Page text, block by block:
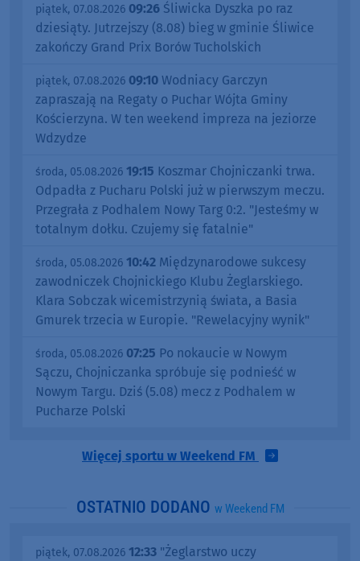
piątek, 07.08.2026 09:26 Śliwicka Dyszka po raz
dziesiąty. Jutrzejszy (8.08) bieg w gminie Śliwice
zakończy Grand Prix Borów Tucholskich
piątek, 07.08.2026 09:10 Wodniacy Garczyn
zapraszają na Regaty o Puchar Wójta Gminy
Kościerzyna. W ten weekend impreza na jeziorze
Wdzydze
środa, 05.08.2026 19:15 Koszmar Chojniczanki trwa.
Odpadła z Pucharu Polski już w pierwszym meczu.
Przegrała z Podhalem Nowy Targ 0:2. "Jesteśmy w
totalnym dołku. Czujemy się fatalnie"
środa, 05.08.2026 10:42 Międzynarodowe sukcesy
zawodniczek Chojnickiego Klubu Żeglarskiego.
Klara Sobczak wicemistrzynią świata, a Basia
Gmurek trzecia w Europie. "Rewelacyjny wynik"
środa, 05.08.2026 07:25 Po nokaucie w Nowym
Sączu, Chojniczanka spróbuje się podnieść w
Nowym Targu. Dziś (5.08) mecz z Podhalem w
Pucharze Polski
Więcej sportu w Weekend FM
OSTATNIO DODANO w Weekend FM
piątek, 07.08.2026 12:33 "Żeglarstwo uczy